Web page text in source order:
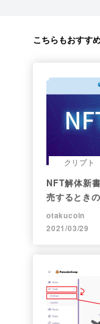
こちらもおすす
クリプト
NFT解体新
売するとき
ト】
otakucoin
2021/03/29